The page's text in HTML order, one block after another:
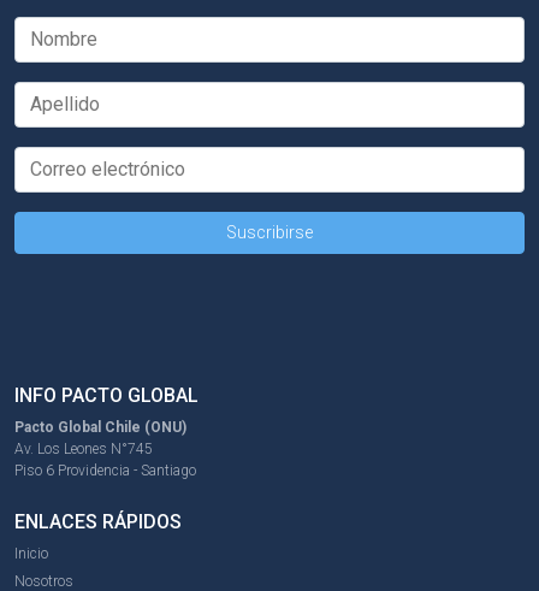
INFO PACTO GLOBAL
Pacto Global Chile (ONU)
Av. Los Leones N°745
Piso 6 Providencia - Santiago
ENLACES RÁPIDOS
Inicio
Nosotros